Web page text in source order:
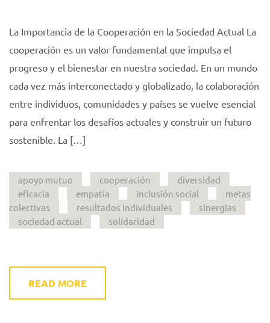
La Importancia de la Cooperación en la Sociedad Actual La
cooperación es un valor fundamental que impulsa el
progreso y el bienestar en nuestra sociedad. En un mundo
cada vez más interconectado y globalizado, la colaboración
entre individuos, comunidades y países se vuelve esencial
para enfrentar los desafíos actuales y construir un futuro
sostenible. La […]
apoyo mutuo cooperación
diversidad
eficacia
empatía inclusión social
metas
colectivas
resultados individuales
sinergias
sociedad actual
solidaridad
READ MORE